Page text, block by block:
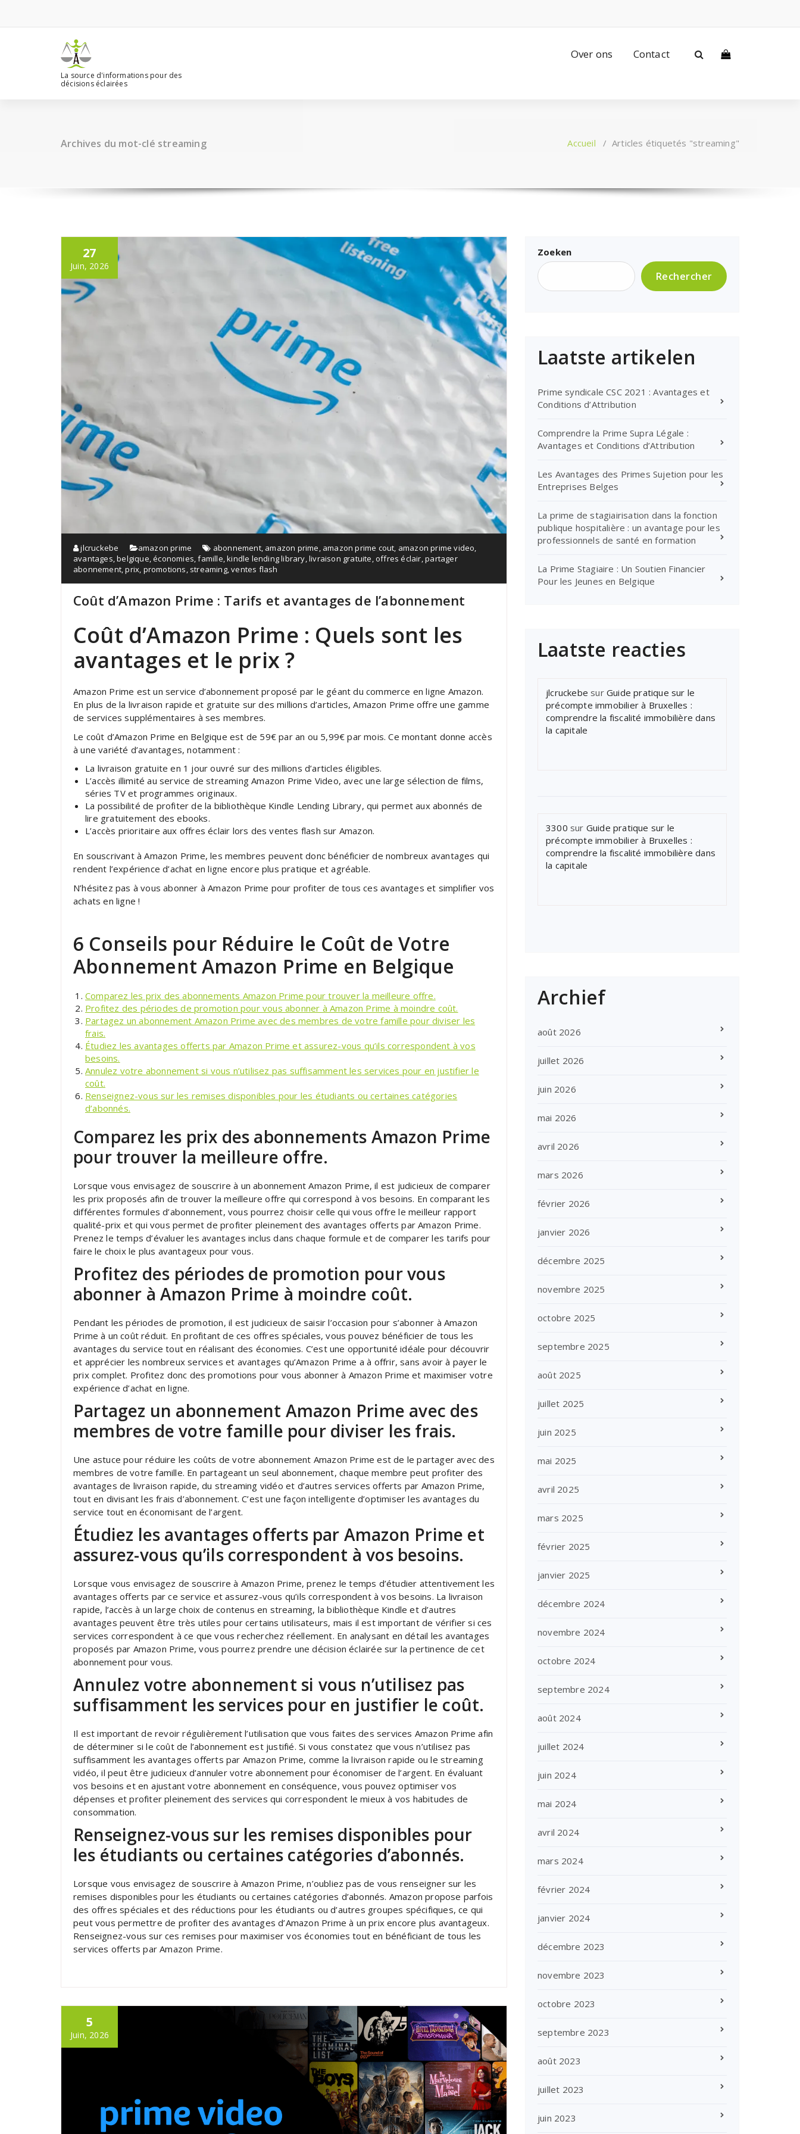
contenu
La source d'informations pour des
décisions éclairées
Over ons Contact
Archives du mot-clé streaming Accueil / Articles étiquetés "streaming"
27
Juin, 2026
jlcruckebe amazon prime abonnement, amazon prime, amazon prime cout, amazon prime video,
avantages,belgique,économies,famille,kindle lending library,livraison gratuite,offres éclair,partager
abonnement,prix, promotions, streaming,ventes flash
Coût d’Amazon Prime : Tarifs et avantages de l’abonnement
Coût d’Amazon Prime : Quels sont les
avantages et le prix ?
Amazon Prime est un service d’abonnement proposé par le géant du commerce en ligne Amazon.
En plus de la livraison rapide et gratuite sur des millions d’articles, Amazon Prime offre une gamme
de services supplémentaires à ses membres.
Le coût d’Amazon Prime en Belgique est de 59€ par an ou 5,99€ par mois. Ce montant donne accès
à une variété d’avantages, notamment :
La livraison gratuite en 1 jour ouvré sur des millions d’articles éligibles.
L’accès illimité au service de streaming Amazon Prime Video, avec une large sélection de films,
séries TV et programmes originaux.
La possibilité de profiter de la bibliothèque Kindle Lending Library, qui permet aux abonnés de
lire gratuitement des ebooks.
L’accès prioritaire aux offres éclair lors des ventes flash sur Amazon.
En souscrivant à Amazon Prime, les membres peuvent donc bénéficier de nombreux avantages qui
rendent l’expérience d’achat en ligne encore plus pratique et agréable.
N’hésitez pas à vous abonner à Amazon Prime pour profiter de tous ces avantages et simplifier vos
achats en ligne !
6 Conseils pour Réduire le Coût de Votre
Abonnement Amazon Prime en Belgique
Comparez les prix des abonnements Amazon Prime pour trouver la meilleure offre.
Profitez des périodes de promotion pour vous abonner à Amazon Prime à moindre coût.
Partagez un abonnement Amazon Prime avec des membres de votre famille pour diviser les
frais.
Étudiez les avantages offerts par Amazon Prime et assurez-vous qu’ils correspondent à vos
besoins.
Annulez votre abonnement si vous n’utilisez pas suffisamment les services pour en justifier le
coût.
Renseignez-vous sur les remises disponibles pour les étudiants ou certaines catégories
d’abonnés.
Comparez les prix des abonnements Amazon Prime
pour trouver la meilleure offre.
Lorsque vous envisagez de souscrire à un abonnement Amazon Prime, il est judicieux de comparer
les prix proposés afin de trouver la meilleure offre qui correspond à vos besoins. En comparant les
différentes formules d’abonnement, vous pourrez choisir celle qui vous offre le meilleur rapport
qualité-prix et qui vous permet de profiter pleinement des avantages offerts par Amazon Prime.
Prenez le temps d’évaluer les avantages inclus dans chaque formule et de comparer les tarifs pour
faire le choix le plus avantageux pour vous.
Profitez des périodes de promotion pour vous
abonner à Amazon Prime à moindre coût.
Pendant les périodes de promotion, il est judicieux de saisir l’occasion pour s’abonner à Amazon
Prime à un coût réduit. En profitant de ces offres spéciales, vous pouvez bénéficier de tous les
avantages du service tout en réalisant des économies. C’est une opportunité idéale pour découvrir
et apprécier les nombreux services et avantages qu’Amazon Prime a à offrir, sans avoir à payer le
prix complet. Profitez donc des promotions pour vous abonner à Amazon Prime et maximiser votre
expérience d’achat en ligne.
Partagez un abonnement Amazon Prime avec des
membres de votre famille pour diviser les frais.
Une astuce pour réduire les coûts de votre abonnement Amazon Prime est de le partager avec des
membres de votre famille. En partageant un seul abonnement, chaque membre peut profiter des
avantages de livraison rapide, du streaming vidéo et d’autres services offerts par Amazon Prime,
tout en divisant les frais d’abonnement. C’est une façon intelligente d’optimiser les avantages du
service tout en économisant de l’argent.
Étudiez les avantages offerts par Amazon Prime et
assurez-vous qu’ils correspondent à vos besoins.
Lorsque vous envisagez de souscrire à Amazon Prime, prenez le temps d’étudier attentivement les
avantages offerts par ce service et assurez-vous qu’ils correspondent à vos besoins. La livraison
rapide, l’accès à un large choix de contenus en streaming, la bibliothèque Kindle et d’autres
avantages peuvent être très utiles pour certains utilisateurs, mais il est important de vérifier si ces
services correspondent à ce que vous recherchez réellement. En analysant en détail les avantages
proposés par Amazon Prime, vous pourrez prendre une décision éclairée sur la pertinence de cet
abonnement pour vous.
Annulez votre abonnement si vous n’utilisez pas
suffisamment les services pour en justifier le coût.
Il est important de revoir régulièrement l’utilisation que vous faites des services Amazon Prime afin
de déterminer si le coût de l’abonnement est justifié. Si vous constatez que vous n’utilisez pas
suffisamment les avantages offerts par Amazon Prime, comme la livraison rapide ou le streaming
vidéo, il peut être judicieux d’annuler votre abonnement pour économiser de l’argent. En évaluant
vos besoins et en ajustant votre abonnement en conséquence, vous pouvez optimiser vos
dépenses et profiter pleinement des services qui correspondent le mieux à vos habitudes de
consommation.
Renseignez-vous sur les remises disponibles pour
les étudiants ou certaines catégories d’abonnés.
Lorsque vous envisagez de souscrire à Amazon Prime, n’oubliez pas de vous renseigner sur les
remises disponibles pour les étudiants ou certaines catégories d’abonnés. Amazon propose parfois
des offres spéciales et des réductions pour les étudiants ou d’autres groupes spécifiques, ce qui
peut vous permettre de profiter des avantages d’Amazon Prime à un prix encore plus avantageux.
Renseignez-vous sur ces remises pour maximiser vos économies tout en bénéficiant de tous les
services offerts par Amazon Prime.
5
Juin, 2026
Zoeken
Rechercher
Laatste artikelen
Prime syndicale CSC 2021 : Avantages et
Conditions d’Attribution
Comprendre la Prime Supra Légale :
Avantages et Conditions d’Attribution
Les Avantages des Primes Sujetion pour les
Entreprises Belges
La prime de stagiairisation dans la fonction
publique hospitalière : un avantage pour les
professionnels de santé en formation
La Prime Stagiaire : Un Soutien Financier
Pour les Jeunes en Belgique
Laatste reacties
jlcruckebe sur Guide pratique sur le
précompte immobilier à Bruxelles :
comprendre la fiscalité immobilière dans
la capitale
3300 sur Guide pratique sur le
précompte immobilier à Bruxelles :
comprendre la fiscalité immobilière dans
la capitale
Archief
août 2026
juillet 2026
juin 2026
mai 2026
avril 2026
mars 2026
février 2026
janvier 2026
décembre 2025
novembre 2025
octobre 2025
septembre 2025
août 2025
juillet 2025
juin 2025
mai 2025
avril 2025
mars 2025
février 2025
janvier 2025
décembre 2024
novembre 2024
octobre 2024
septembre 2024
août 2024
juillet 2024
juin 2024
mai 2024
avril 2024
mars 2024
février 2024
janvier 2024
décembre 2023
novembre 2023
octobre 2023
septembre 2023
août 2023
juillet 2023
juin 2023